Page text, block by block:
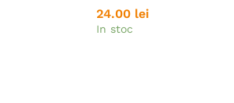
24.00 lei
In stoc
24.00 lei